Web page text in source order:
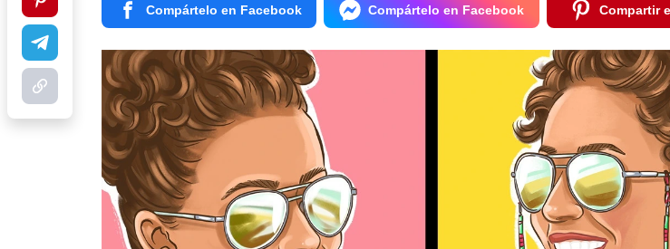
Compártelo en Facebook Compártelo en Facebook Compartir